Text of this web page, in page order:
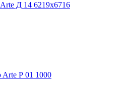
Д 14 6219х6716
Arte Р 01 1000